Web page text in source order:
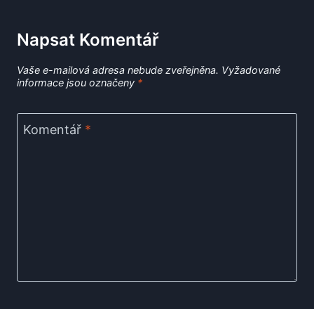
Napsat Komentář
Vaše e-mailová adresa nebude zveřejněna. Vyžadované
informace jsou označeny *
Komentář *